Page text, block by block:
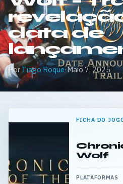
data de
PorTiago Roque·Maio 7, 2025
FICHA DO
Wolf
PLATAFORMAS